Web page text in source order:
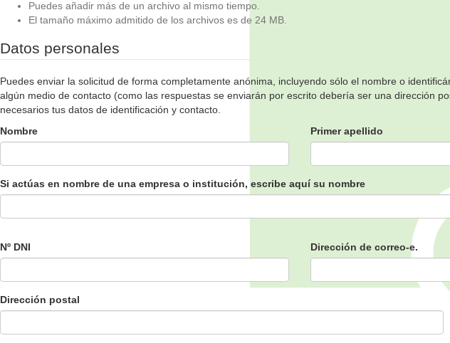
Puedes añadir más de un archivo al mismo tiempo.
El tamaño máximo admitido de los archivos es de 24 MB.
Datos personales
Puedes enviar la solicitud de forma completamente anónima, incluyendo sólo el nombre o
algún medio de contacto (como las respuestas se enviarán por escrito debería ser una dirección
necesarios tus datos de identificación y contacto.
Nombre
Primer apellido
Si actúas en nombre de una empresa o institución, escribe aquí su nombre
Nº DNI Dirección de correo-e.
Dirección postal